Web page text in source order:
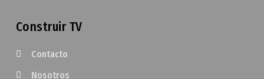
Construir TV
Contacto
Nosotros